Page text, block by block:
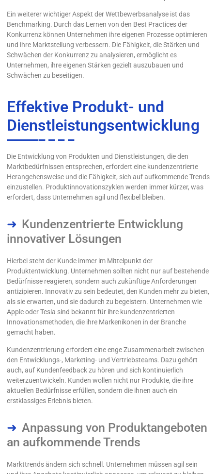
Ein weiterer wichtiger Aspekt der Wettbewerbsanalyse ist das
Benchmarking. Durch das Lernen von den Best Practices der
Konkurrenz können Unternehmen ihre eigenen Prozesse optimieren
und ihre Marktstellung verbessern. Die Fähigkeit, die Stärken und
Schwächen der Konkurrenz zu analysieren, ermöglicht es
Unternehmen, ihre eigenen Stärken gezielt auszubauen und
Schwächen zu beseitigen.
Effektive Produkt- und
Dienstleistungsentwicklung
Die Entwicklung von Produkten und Dienstleistungen, die den
Marktbedürfnissen entsprechen, erfordert eine kundenzentrierte
Herangehensweise und die Fähigkeit, sich auf aufkommende Trends
einzustellen. Produktinnovationszyklen werden immer kürzer, was
erfordert, dass Unternehmen agil und flexibel bleiben.
Kundenzentrierte Entwicklung
innovativer Lösungen
Hierbei steht der Kunde immer im Mittelpunkt der
Produktentwicklung. Unternehmen sollten nicht nur auf bestehende
Bedürfnisse reagieren, sondern auch zukünftige Anforderungen
antizipieren. Innovativ zu sein bedeutet, den Kunden mehr zu bieten,
als sie erwarten, und sie dadurch zu begeistern. Unternehmen wie
Apple oder Tesla sind bekannt für ihre kundenzentrierten
Innovationsmethoden, die ihre Markenikonen in der Branche
gemacht haben.
Kundenzentrierung erfordert eine enge Zusammenarbeit zwischen
den Entwicklungs-, Marketing- und Vertriebsteams. Dazu gehört
auch, auf Kundenfeedback zu hören und sich kontinuierlich
weiterzuentwickeln. Kunden wollen nicht nur Produkte, die ihre
aktuellen Bedürfnisse erfüllen, sondern die ihnen auch ein
erstklassiges Erlebnis bieten.
Anpassung von Produktangeboten
an aufkommende Trends
Markttrends ändern sich schnell. Unternehmen müssen agil sein